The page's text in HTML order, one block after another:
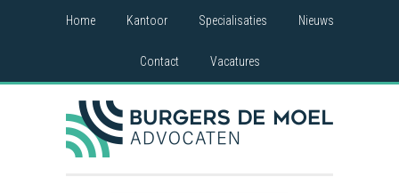
Home Kantoor Specialisaties Nieuws
Contact Vacatures